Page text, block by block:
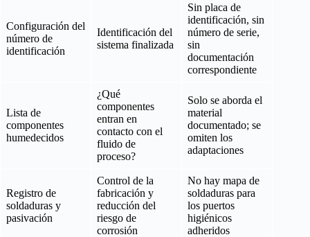
Configuración del
número de
identificación
Identificación del
sistema finalizada
Sin placa de
identificación, sin
número de serie,
sin
documentación
correspondiente
Lista de
componentes
humedecidos
¿Qué
componentes
entran en
contacto con el
fluido de
proceso?
Solo se aborda el
material
documentado; se
omiten los
adaptaciones
Registro de
soldaduras y
pasivación
Control de la
fabricación y
reducción del
riesgo de
corrosión
No hay mapa de
soldaduras para
los puertos
higiénicos
adheridos